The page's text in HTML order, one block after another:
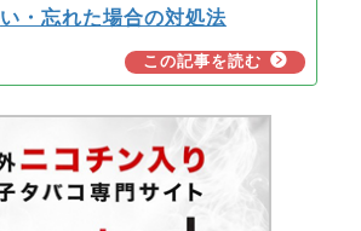
い・忘れた場合の対処法